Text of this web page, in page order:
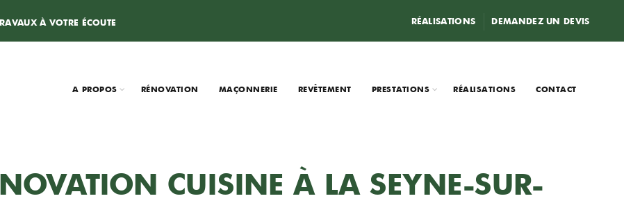
À VOTRE ÉCOUTE RÉALISATIONS DEMANDEZ UN DEVIS
A PROPOS RÉNOVATION MAÇONNERIE REVÊTEMENT PRESTATIONS RÉALISATIONS CONTACT
CUISINE À LA SEYNE-SUR-